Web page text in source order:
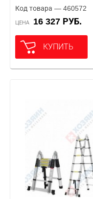
Код товара — 460572
ЦЕНА 16 327 РУБ.
КУПИТЬ